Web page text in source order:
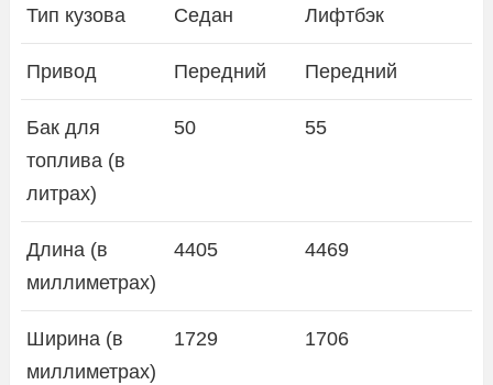
Тип кузова Седан Лифтбэк
Привод Передний Передний
Бак для
топлива (в
литрах)
50 55
Длина (в
миллиметрах)
4405 4469
Ширина (в
миллиметрах)
1729 1706